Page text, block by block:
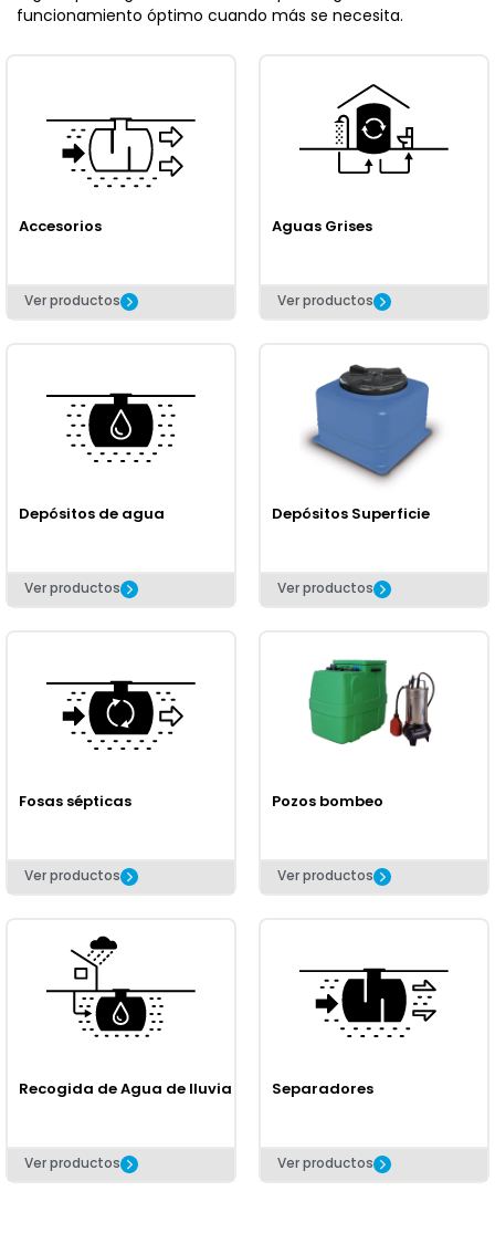
funcionamiento óptimo cuando más se necesita.
Accesorios
Ver productos
Aguas Grises
Ver productos
Depósitos de agua
Ver productos
Depósitos Superficie
Ver productos
Fosas sépticas
Ver productos
Pozos bombeo
Ver productos
Recogida de Agua de lluvia
Ver productos
Separadores
Ver productos